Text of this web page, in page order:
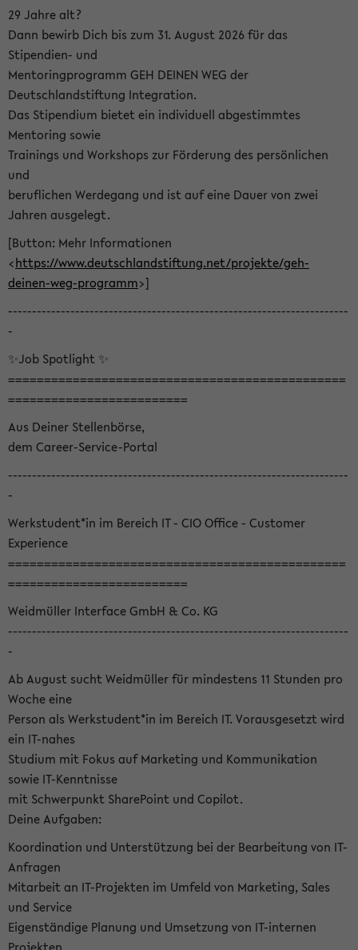
29 Jahre alt?
Dann bewirb Dich bis zum 31. August 2026 für das
Stipendien- und
Mentoringprogramm GEH DEINEN WEG der
Deutschlandstiftung Integration.
Das Stipendium bietet ein individuell abgestimmtes
Mentoring sowie
Trainings und Workshops zur Förderung des persönlichen
und
beruflichen Werdegang und ist auf eine Dauer von zwei
Jahren ausgelegt.
[Button: Mehr Informationen
<https://www.deutschlandstiftung.net/projekte/geh-
deinen-weg-programm>]
-----------------------------------------------------------------------
-
✨Job Spotlight ✨
===============================================
=========================
Aus Deiner Stellenbörse,
dem Career-Service-Portal
-----------------------------------------------------------------------
-
Werkstudent*in im Bereich IT - CIO Office - Customer
Experience
===============================================
=========================
Weidmüller Interface GmbH & Co. KG
-----------------------------------------------------------------------
-
Ab August sucht Weidmüller für mindestens 11 Stunden pro
Woche eine
Person als Werkstudent*in im Bereich IT. Vorausgesetzt wird
ein IT-nahes
Studium mit Fokus auf Marketing und Kommunikation
sowie IT-Kenntnisse
mit Schwerpunkt SharePoint und Copilot.
Deine Aufgaben:
Koordination und Unterstützung bei der Bearbeitung von IT-
Anfragen
Mitarbeit an IT-Projekten im Umfeld von Marketing, Sales
und Service
Eigenständige Planung und Umsetzung von IT-internen